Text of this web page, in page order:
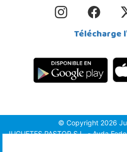
Télécharge
© Copyright 2026
JUGUETES PASTOR S.L. -
1º, Puerta 6, 03509,